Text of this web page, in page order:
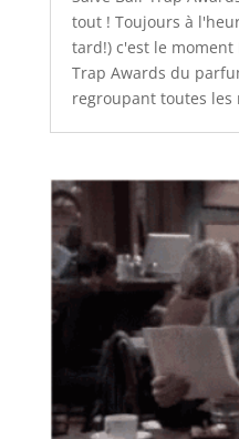
tout ! Toujours à
tard!) c'est le
Trap Awards du
regroupant toutes les